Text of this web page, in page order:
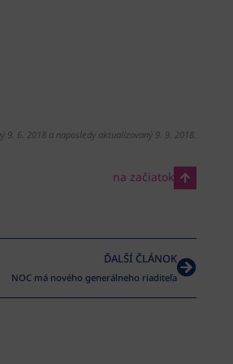
9. 6. 2018 a naposledy aktualizovaný 9. 9. 2018.
na začiatok
ĎALŠÍ ČLÁNOK
NOC má nového generálneho riaditeľa